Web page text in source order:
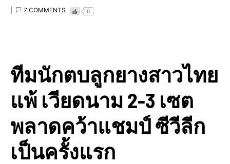
7 COMMENTS 0
ทีมนักตบลูกยางสาวไทย
แพ้ เวียดนาม 2-3 เซต
พลาดคว้าแชมป์ ซีวีลีก
เป็นครั้งแรก